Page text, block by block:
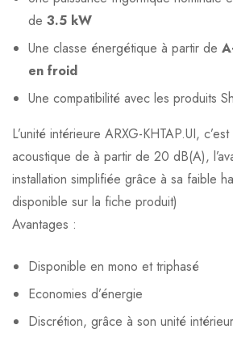
de 3.5 kW
Une classe énergétique à partir de
en froid
Une compatibilité avec les produits
L’unité intérieure ARXG-KHTAP.UI,
acoustique de à partir de 20 dB(A),
installation simplifiée grâce à sa faible
disponible sur la fiche produit)
Avantages :
Disponible en mono et triphasé
Economies d’énergie
Discrétion, grâce à son unité